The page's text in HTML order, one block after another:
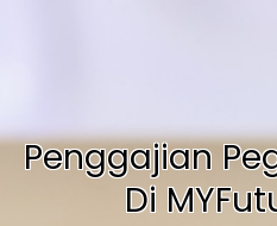
Penggajian
Di